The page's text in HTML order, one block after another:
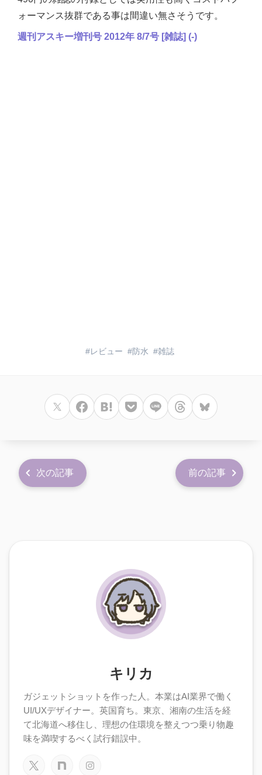
ォーマンス抜群である事は間違い無さそうです。
週刊アスキー増刊号 2012年 8/7号 [雑誌] (-)
レビュー 防水 雑誌
次の記事 前の記事
キリカ
ガジェットショットを作った人。本業はAI業界で働く
UI/UXデザイナー。英国育ち。東京、湘南の生活を経
て北海道へ移住し、理想の住環境を整えつつ乗り物趣
味を満喫するべく試行錯誤中。